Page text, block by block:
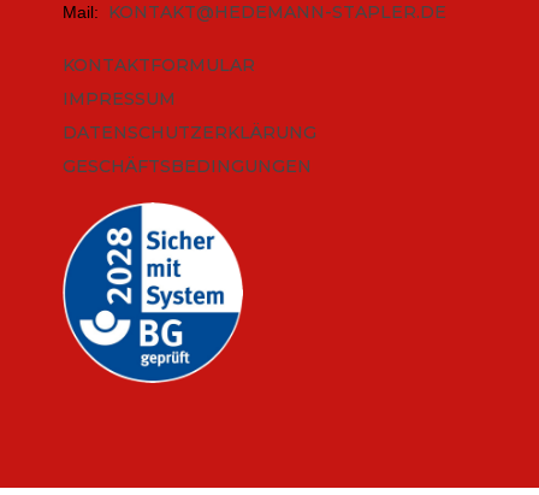
Mail: KONTAKT@HEDEMANN-STAPLER.DE
KONTAKTFORMULAR
IMPRESSUM
DATENSCHUTZERKLÄRUNG
GESCHÄFTSBEDINGUNGEN